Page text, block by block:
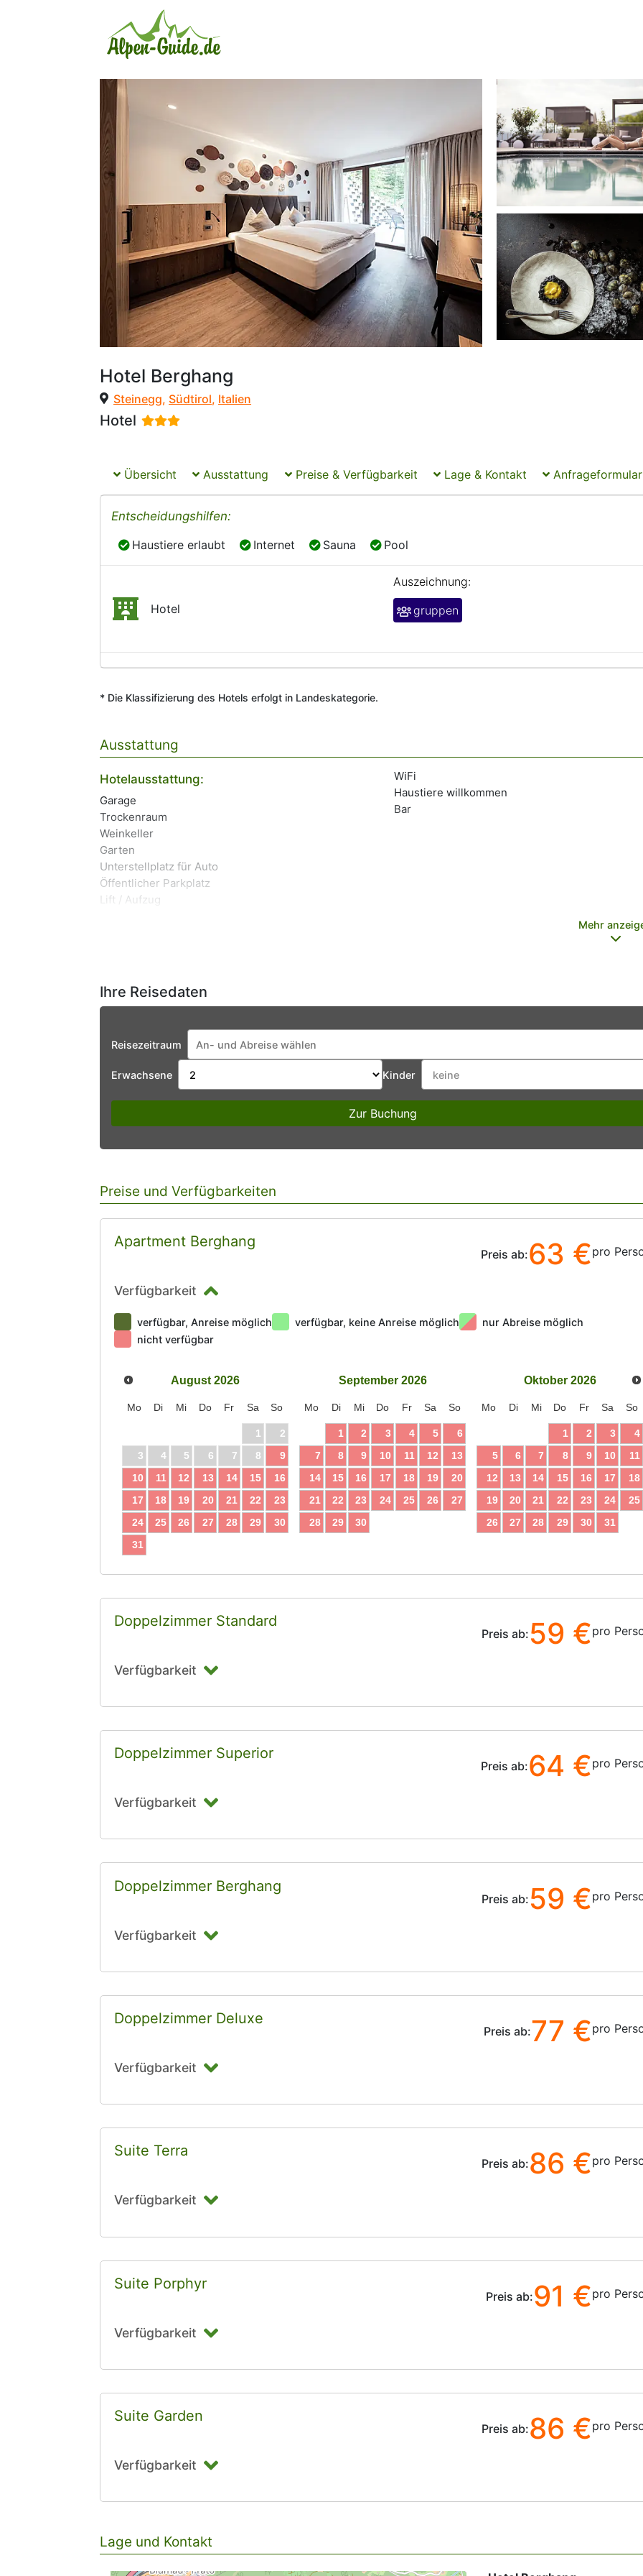
Hotel Berghang
Steinegg, Südtirol, Italien
Hotel
Übersicht Ausstattung Preise & Verfügbarkeit Lage & Kontakt Anfrageformular
Entscheidungshilfen:
Haustiere erlaubt
Haustiere erlaubt Internet
Internet Sauna
Sauna Pool
Pool
Hotel
Auszeichnung:
gruppen
* Die Klassifizierung des Hotels erfolgt in Landeskategorie.
Ausstattung
Hotelausstattung:
Garage
Trockenraum
Weinkeller
Garten
Unterstellplatz für Auto
Öffentlicher Parkplatz
Lift / Aufzug
WiFi
Haustiere willkommen
Bar
Mehr
Ihre Reisedaten
Reisezeitraum
Erwachsene Kinder
Zur Buchung
Preise und Verfügbarkeiten
Apartment Berghang
Preis ab:63 €pro
Verfügbarkeit
verfügbar, Anreise möglich verfügbar, keine Anreise möglich
nur Abreise möglich
nicht verfügbar
August 2026
Mo Di Mi Do Fr Sa So
1
2
3
4 5 6 7 8
9
10
11 12 13 14 15
16
17
18 19 20 21 22
23
24
25 26 27 28 29
30
31
September 2026
Mo Di Mi Do Fr Sa So
1 2 3 4 5
6
7
8 9 10 11 12
13
14
15 16 17 18 19
20
21
22 23 24 25 26
27
28
29 30
Oktober 2026
Mo Di Mi Do Fr Sa So
1 2 3
4
5
6 7 8 9 10
11
12
13 14 15 16 17
18
19
20 21 22 23 24
25
26
27 28 29 30 31
Doppelzimmer Standard
Preis ab: 59 €pro
Verfügbarkeit
Doppelzimmer Superior
Preis ab:64 €pro
Verfügbarkeit
Doppelzimmer Berghang
Preis ab: 59 €pro
Verfügbarkeit
Doppelzimmer Deluxe
Preis ab:77 €pro
Verfügbarkeit
Suite Terra
Preis ab:86 €pro
Verfügbarkeit
Suite Porphyr
Preis ab:91 €pro
Verfügbarkeit
Suite Garden
Preis ab:86 €pro
Verfügbarkeit
Lage und Kontakt